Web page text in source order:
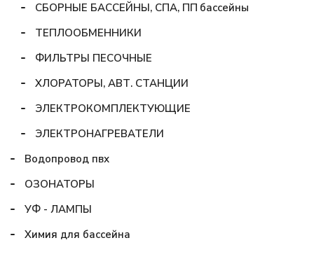
СБОРНЫЕ БАССЕЙНЫ, СПА, ПП бассейны
ТЕПЛООБМЕННИКИ
ФИЛЬТРЫ ПЕСОЧНЫЕ
ХЛОРАТОРЫ, АВТ. СТАНЦИИ
ЭЛЕКТРОКОМПЛЕКТУЮЩИЕ
ЭЛЕКТРОНАГРЕВАТЕЛИ
Водопровод пвх
ОЗОНАТОРЫ
УФ - ЛАМПЫ
Химия для бассейна